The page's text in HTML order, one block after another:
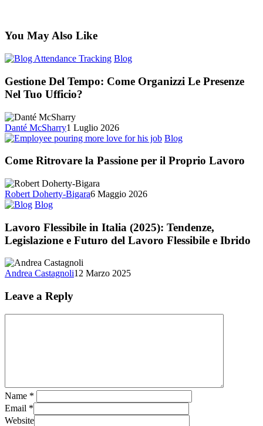
You May Also Like
BlogGestione
Tempo:
Come
Tuo
Gestione Del Tempo: Come Organizzi Le Presenze
Nel Tuo Ufficio?
Danté McSharry1 Luglio 2026
BlogCome
la
Passione
Come Ritrovare la Passione per il Proprio Lavoro
Robert Doherty-Bigara6 Maggio 2026
BlogLavoro
in
(2025):
Legislazione
e
del
Lavoro Flessibile in Italia (2025): Tendenze,
Legislazione e Futuro del Lavoro Flessibile e Ibrido
Andrea Castagnoli12 Marzo 2025
Leave a Reply
Name *
Email *
Website